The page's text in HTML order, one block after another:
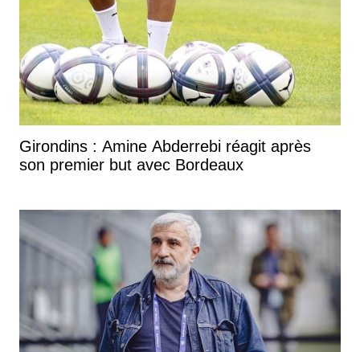
Girondins : Amine Abderrebi réagit après
son premier but avec Bordeaux